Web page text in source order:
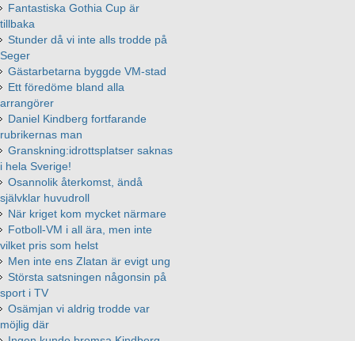
Fantastiska Gothia Cup är
tillbaka
Stunder då vi inte alls trodde på
Seger
Gästarbetarna byggde VM-stad
Ett föredöme bland alla
arrangörer
Daniel Kindberg fortfarande
rubrikernas man
Granskning:idrottsplatser saknas
i hela Sverige!
Osannolik återkomst, ändå
självklar huvudroll
När kriget kom mycket närmare
Fotboll-VM i all ära, men inte
vilket pris som helst
Men inte ens Zlatan är evigt ung
Största satsningen någonsin på
sport i TV
Osämjan vi aldrig trodde var
möjlig där